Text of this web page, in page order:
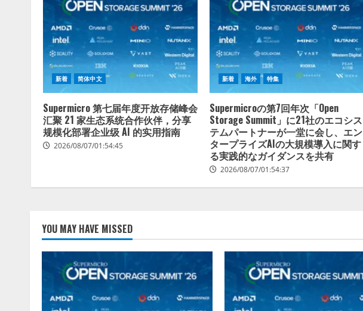
新着 简体中文
Supermicro 第七届年度开放存储峰会
汇聚 21 家生态系统合作伙伴，分享
规模化部署企业级 AI 的实用指南
2026/08/07/01:54:45
新着 海外 特集
Supermicroの第7回年次「Open
Storage Summit」に21社のエコシス
テムパートナーが一堂に会し、エン
タープライズAIの大規模導入に関す
る実践的なガイダンスを共有
2026/08/07/01:54:37
YOU MAY HAVE MISSED